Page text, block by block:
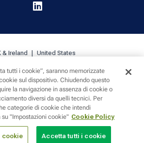

& Ireland United States
Policy Privacy Sitemap
tutti i cookie”, saranno memorizzate
sul dispositivo. Chiudendo questo
la navigazione in assenza di cookie o
diversi da quelli tecnici. Per
categorie di cookie che intendi
"Impostazioni cookie" Cookie Policy
cookie Accetta tutti i cookie